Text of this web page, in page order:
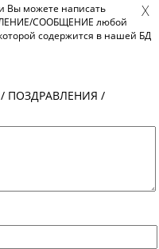
ИЗ МИРА
Вы можете написать
СООБЩЕНИЕ любой
содержится в нашей БД
ПОЗДРАВЛЕНИЯ /